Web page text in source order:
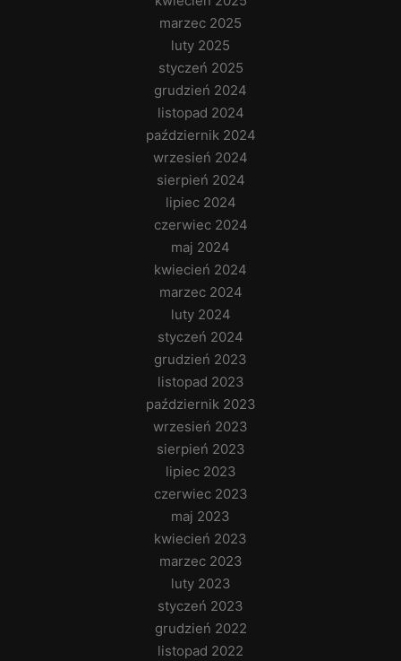
marzec 2025
luty 2025
styczeń 2025
grudzień 2024
listopad 2024
październik 2024
wrzesień 2024
sierpień 2024
lipiec 2024
czerwiec 2024
maj 2024
kwiecień 2024
marzec 2024
luty 2024
styczeń 2024
grudzień 2023
listopad 2023
październik 2023
wrzesień 2023
sierpień 2023
lipiec 2023
czerwiec 2023
maj 2023
kwiecień 2023
marzec 2023
luty 2023
styczeń 2023
grudzień 2022
listopad 2022